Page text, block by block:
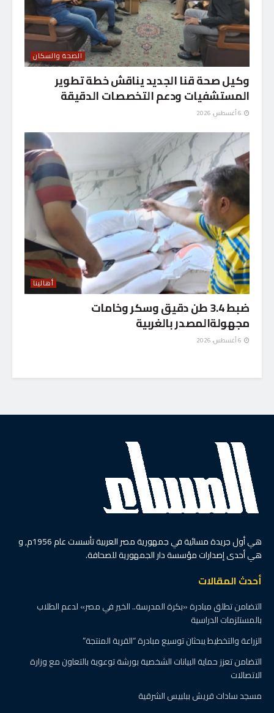
الصحة والسكان
وكيل صحة قنا الجديد يناقش خطة تطوير
المستشفيات ودعم التخصصات الدقيقة
أهالينا
ضبط 3.4 طن دقيق وسكر وخامات
مجهولةالمصدر بالغربية
هي أول جريدة مسائية في جمهورية مصر العربية تأسست عام 1956م, و
هي أحدى إصدارات مؤسسة دار الجمهورية للصحافة.
أحدث المقالات
التضامن تطلق مبادرة «بكرة المدرسة.. الخير في مصر» لدعم الطلاب
بالمستلزمات الدراسية
الزراعة والتخطيط يبحثان توسيع مبادرة “القرية المنتجة”
التضامن تعزز حماية البيانات الشخصية بورشة توعوية بالتعاون مع وزارة
الاتصالات
مسجد سادات قريش ببلبيس الشرقية